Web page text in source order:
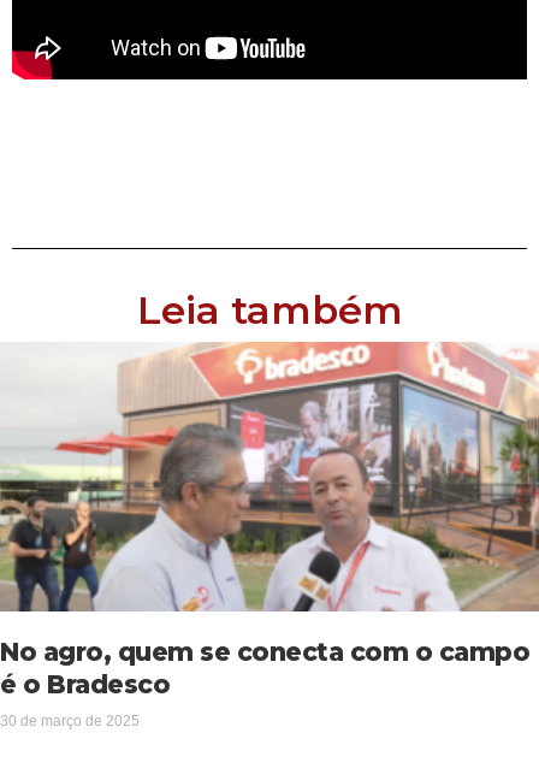
Leia também
No agro, quem se conecta com o campo
é o Bradesco
30 de março de 2025